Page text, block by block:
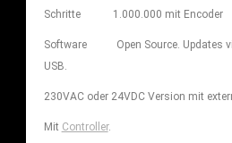
Schritte 1.000.000 mit Encoder
Software Open Source. Updates
USB.
230VAC oder 24VDC Version mit
Mit Controller.